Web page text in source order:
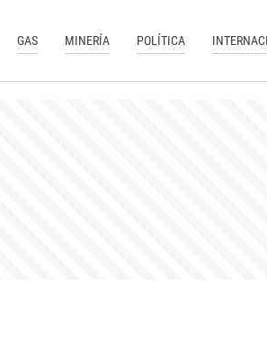
GAS MINERÍA POLÍTICA